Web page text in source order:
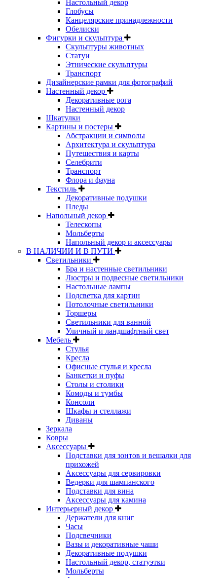
Настольный декор
Глобусы
Канцелярские принадлежности
Обелиски
Фигурки и скульптура
Скульптуры животных
Статуи
Этнические скульптуры
Транспорт
Дизайнерские рамки для фотографий
Настенный декор
Декоративные рога
Настенный декор
Шкатулки
Картины и постеры
Абстракции и символы
Архитектура и скульптура
Путешествия и карты
Селебрити
Транспорт
Флора и фауна
Текстиль
Декоративные подушки
Пледы
Напольный декор
Телескопы
Мольберты
Напольный декор и аксессуары
В НАЛИЧИИ И В ПУТИ
Светильники
Бра и настенные светильники
Люстры и подвесные светильники
Настольные лампы
Подсветка для картин
Потолочные светильники
Торшеры
Светильники для ванной
Уличный и ландшафтный свет
Мебель
Стулья
Кресла
Офисные стулья и кресла
Банкетки и пуфы
Столы и столики
Комоды и тумбы
Консоли
Шкафы и стеллажи
Диваны
Зеркала
Ковры
Аксессуары
Подставки для зонтов и вешалки для
прихожей
Аксессуары для сервировки
Ведерки для шампанского
Подставки для вина
Аксессуары для камина
Интерьерный декор
Держатели для книг
Часы
Подсвечники
Вазы и декоративные чаши
Декоративные подушки
Настольный декор, статуэтки
Мольберты